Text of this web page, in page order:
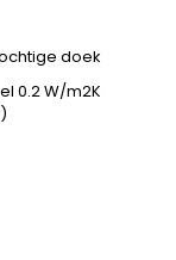
doek
0.2 W/m2K